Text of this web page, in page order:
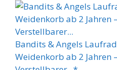
Bandits & Angels
Weidenkorb ab 2 Jahren